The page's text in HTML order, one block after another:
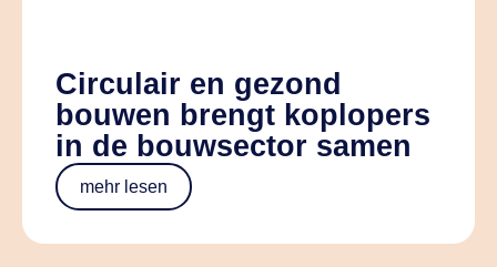
Circulair en gezond
bouwen brengt koplopers
in de bouwsector samen
mehr lesen